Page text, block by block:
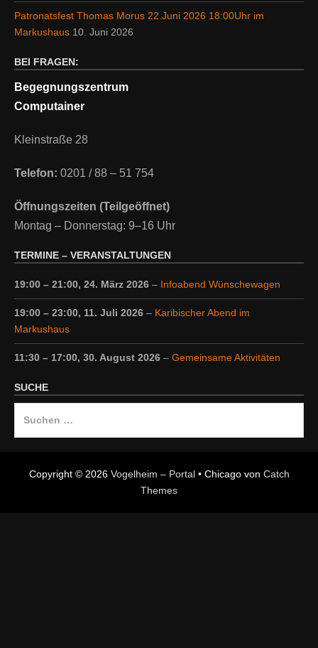
Patronatsfest Thomas Morus 22.Juni 2026 18:00Uhr im
Markushaus 10. Juni 2026
BEI FRAGEN:
Begegnungszentrum
Computainer
Kleinstraße 28
Telefon: 0201 / 88 – 51 754
Öffnungszeiten (Teilgeöffnet)
Montag – Donnerstag: 9–16 Uhr
TERMINE – VERANSTALTUNGEN
19:00 – 21:00, 24. März 2026 – Infoabend Wünschewagen
19:00 – 23:00, 11. Juli 2026 – Karibischer Abend im
Markushaus
11:30 – 17:00, 30. August 2026 – Gemeinsame Aktivitäten
SUCHE
Copyright © 2026 Vogelheim – Portal• Chicago von Catch
Themes